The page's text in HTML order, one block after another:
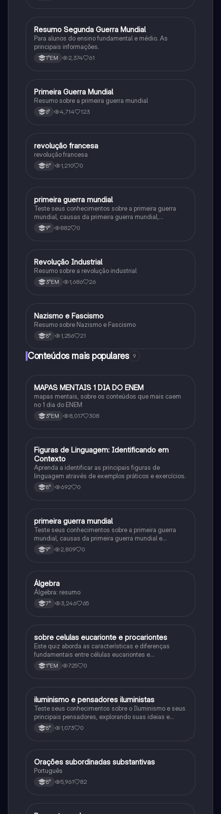
História
Resumo Segunda Guerra Mundial
Para alunos do ensino fundamental e médio. As
principais informações.
1°EM 2,374 61
História
Primeira Guerra Mundial
Resumo sobre a primeira guerra mundial
6° 4,714 123
História
revolução francesa
revolução francesa
8° 1,210 0
História
primeira guerra mundial
Teste seus conhecimentos sobre a primeira guerra
mundial, causas da primeira guerra mundial,
consequências da Primeira Guerra Mundial,fases da
primeira guerra mundial
9° 882 0
História
Revolução Industrial
Resumo sobre a revolução industrial
3°EM 1,686 26
História
Nazismo e Fascismo
Resumo sobre Nazismo e Fascismo
8° 1,256 21
Conteúdos mais populares 9
Português
MAPAS MENTAIS 1 DIA DO ENEM
mapas mentais, sobre os conteúdos que mais caem
no 1 dia do ENEM
3°EM 8,017 308
FPortuguês
Figuras de Linguagem: Identificando em
Contexto
Aprenda a identificar as principais figuras de
linguagem através de exemplos práticos e exercícios.
8° 692 0
História
primeira guerra mundial
Teste seus conhecimentos sobre a primeira guerra
mundial, causas da primeira guerra mundial e
consequências da Primeira Guerra Mundial, fases da
primeira guerra mundial
9° 2,809 0
Matematica
Álgebra
Álgebra: resumo
7° 3,246 65
Biologia
sobre celulas eucarionte e procariontes
Este quiz aborda as características e diferenças
fundamentais entre células eucariontes e
procariontes.
1°EM 725 0
História
iluminismo e pensadores iluministas
Teste seus conhecimentos sobre o Iluminismo e seus
principais pensadores, explorando suas ideias e
impacto histórico.
8° 1,073 0
Português
Orações subordinadas substantivas
Português
8° 5,961 82